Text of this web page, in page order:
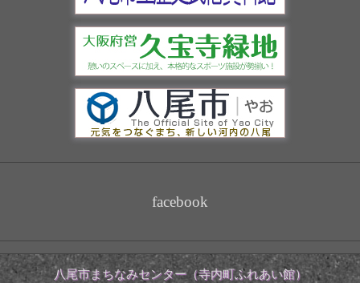
facebook
八尾市まちなみセンター（寺内町ふれあい館）